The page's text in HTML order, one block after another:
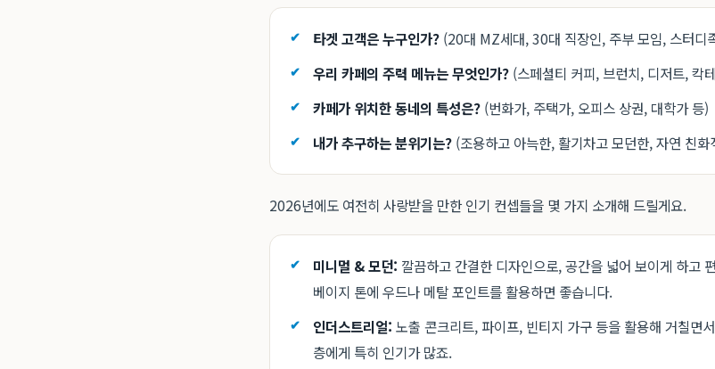
타겟 고객은 누구인가? (20대 MZ세대, 30대 직장인, 주부 모임, 스터디
우리 카페의 주력 메뉴는 무엇인가? (스페셜티 커피, 브런치, 디저트, 칵
카페가 위치한 동네의 특성은? (번화가, 주택가, 오피스 상권, 대학가 등)
내가 추구하는 분위기는? (조용하고 아늑한, 활기차고 모던한, 자연 친
2026년에도 여전히 사랑받을 만한 인기 컨셉들을 몇 가지 소개해 드릴게요.
미니멀 & 모던: 깔끔하고 간결한 디자인으로, 공간을 넓어 보이게 하고
베이지 톤에 우드나 메탈 포인트를 활용하면 좋습니다.
인더스트리얼: 노출 콘크리트, 파이프, 빈티지 가구 등을 활용해 거칠면
층에게 특히 인기가 많죠.